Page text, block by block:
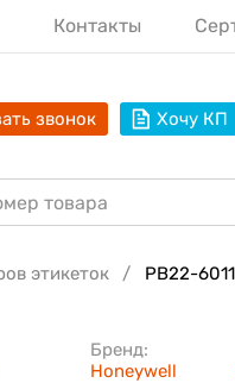
Контакты
звонок Хочу КП
этикеток PB22-
Бренд:
Honeywell